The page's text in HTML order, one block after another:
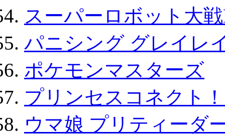
スーパーロボット大
パニシング グレイレ
ポケモンマスターズ
プリンセスコネクト
ウマ娘 プリティーダ